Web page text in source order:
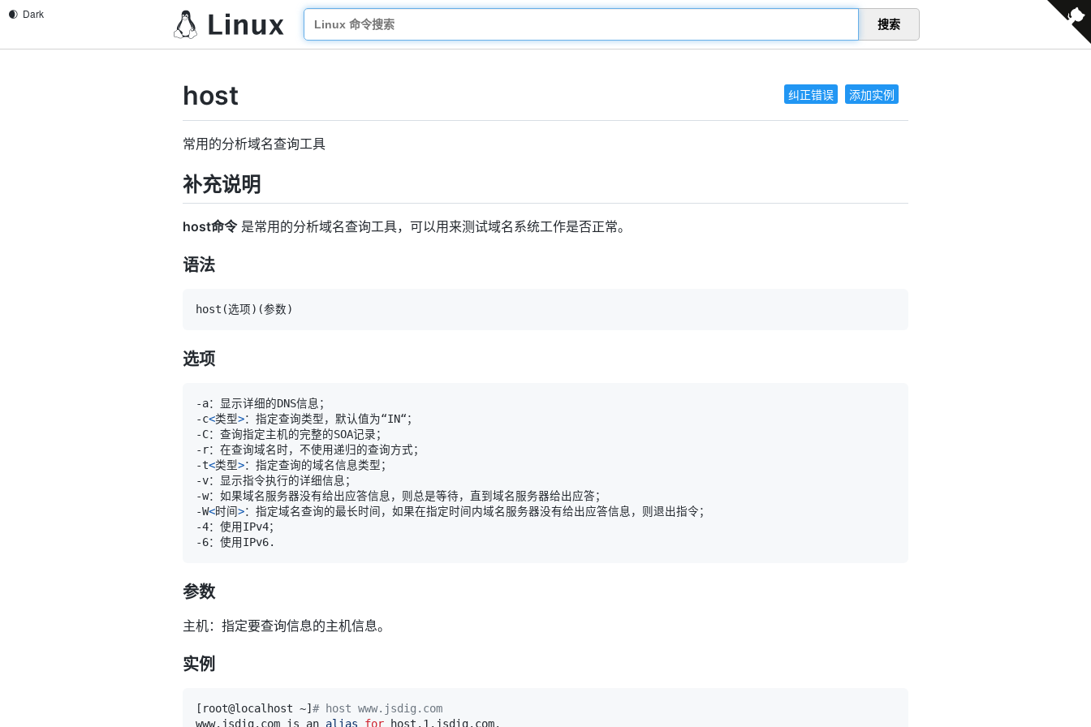
搜索
纠正错误 添加实例
host
常用的分析域名查询工具
补充说明
host命令是常用的分析域名查询工具，可以用来测试域名系统工作是否正常。
语法
host (选项) (参数)
选项
-c<类型>
-t<类型>
-W<时间>
参数
主机：指定要查询信息的主机信息。
实例
[ root@localhost ~] # host www.jsdig.com
www.jsdig.com is an alias for